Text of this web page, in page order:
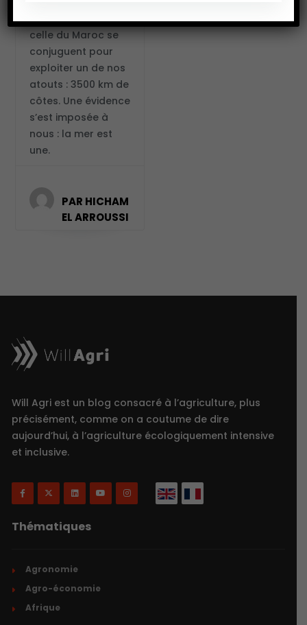
MASCIR comme
celle du Maroc se
conjuguent pour
exploiter un de nos
atouts : 3500 km de
côtes. Une évidence
s’est imposée à
nous : la mer est
une.
PAR HICHAM
EL ARROUSSI
Will Agri est un blog consacré à l’agriculture, plus
précisément, comme on a coutume de dire
aujourd’hui, à l’agriculture écologiquement intensive
et inclusive.
Thématiques
Agronomie
Agro-économie
Afrique